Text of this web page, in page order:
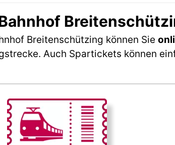
Breitenschützing können Sie
Auch Spartickets können